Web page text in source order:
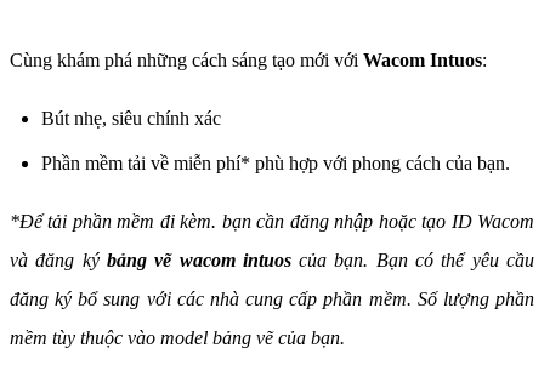
Cùng khám phá những cách sáng tạo mới với Wacom Intuos:
Bút nhẹ, siêu chính xác
Phần mềm tải về miễn phí* phù hợp với phong cách của bạn.
*Để tải phần mềm đi kèm. bạn cần đăng nhập hoặc tạo ID Wacom
và đăng ký bảng vẽ wacom intuoscủa bạn. Bạn có thể yêu cầu
đăng ký bổ sung với các nhà cung cấp phần mềm. Số lượng phần
mềm tùy thuộc vào model bảng vẽ của bạn.